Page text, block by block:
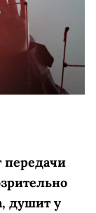
передачи
душит у